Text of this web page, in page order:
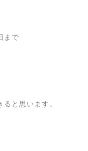
まで
と思います。